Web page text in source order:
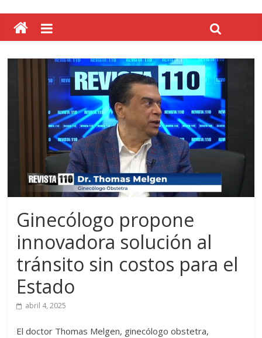
Ginecólogo propone
innovadora solución al
tránsito sin costos para el
Estado
abril 4, 2025
El doctor Thomas Melgen, ginecólogo obstetra,